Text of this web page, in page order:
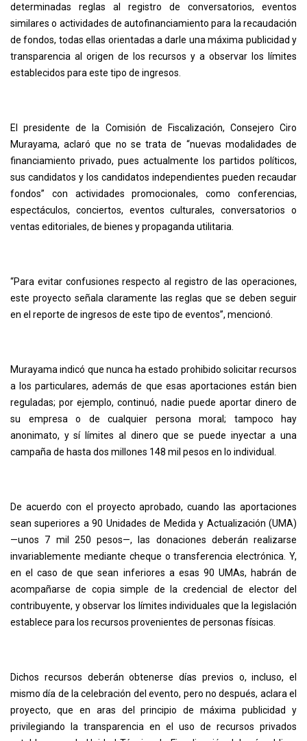
determinadas reglas al registro de conversatorios, eventos
similares o actividades de autofinanciamiento para la recaudación
de fondos, todas ellas orientadas a darle una máxima publicidad y
transparencia al origen de los recursos y a observar los límites
establecidos para este tipo de ingresos.
El presidente de la Comisión de Fiscalización, Consejero Ciro
Murayama, aclaró que no se trata de “nuevas modalidades de
financiamiento privado, pues actualmente los partidos políticos,
sus candidatos y los candidatos independientes pueden recaudar
fondos” con actividades promocionales, como conferencias,
espectáculos, conciertos, eventos culturales, conversatorios o
ventas editoriales, de bienes y propaganda utilitaria.
“Para evitar confusiones respecto al registro de las operaciones,
este proyecto señala claramente las reglas que se deben seguir
en el reporte de ingresos de este tipo de eventos”, mencionó.
Murayama indicó que nunca ha estado prohibido solicitar recursos
a los particulares, además de que esas aportaciones están bien
reguladas; por ejemplo, continuó, nadie puede aportar dinero de
su empresa o de cualquier persona moral; tampoco hay
anonimato, y sí límites al dinero que se puede inyectar a una
campaña de hasta dos millones 148 mil pesos en lo individual.
De acuerdo con el proyecto aprobado, cuando las aportaciones
sean superiores a 90 Unidades de Medida y Actualización (UMA)
—unos 7 mil 250 pesos—, las donaciones deberán realizarse
invariablemente mediante cheque o transferencia electrónica. Y,
en el caso de que sean inferiores a esas 90 UMAs, habrán de
acompañarse de copia simple de la credencial de elector del
contribuyente, y observar los límites individuales que la legislación
establece para los recursos provenientes de personas físicas.
Dichos recursos deberán obtenerse días previos o, incluso, el
mismo día de la celebración del evento, pero no después, aclara el
proyecto, que en aras del principio de máxima publicidad y
privilegiando la transparencia en el uso de recursos privados